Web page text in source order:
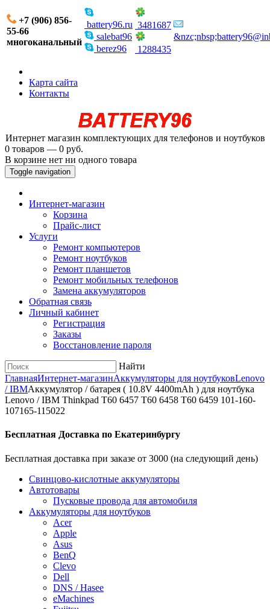
+7 (906) 856-
55-66
многоканальный
battery96.ru
salebat96
berez96
3481687
1288435
Карта сайта
Контакты
Интернет магазин комплектующих для телефонов и ноутбуков
0 товаров — 0 руб.
В корзине нет ни одного товара
Toggle navigation
Интернет-магазин
Корзина
Прайс-лист
Услуги
Ремонт компьютеров
Ремонт ноутбуков
Ремонт планшетов
Ремонт мобильных телефонов
Замена аккумуляторов
Обратная связь
Личный кабинет
Регистрация
Заказы
Восстановление пароля
Найти
ГлавнаяИнтернет-магазинАккумуляторы для ноутбуковLenovo
/ IBMАккумулятор / батарея ( 10.8V 4400mAh ) для ноутбука
Lenovo / IBM Thinkpad T60 6457 T60 6458 T60 6459 101-160-
107165-115022
Бесплатная Доставка по Екатеринбургу
Бесплатная доставка при заказе от 3000 (на следующий день)
Cвинцово-кислотные аккумуляторы
Автотовары
Пусковые провода для автомобиля
Аккумуляторы для ноутбуков
Acer
Apple
Asus
BenQ
Clevo
Dell
DNS / Hasee
eMachines